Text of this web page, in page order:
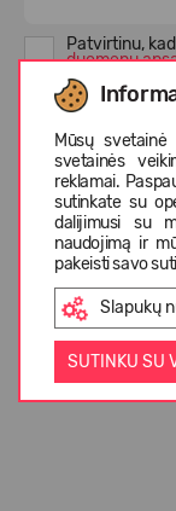
Mūsų
svetainės
reklamai.
sutinkate su
dalijimusi su
naudojimą ir
pakeisti savo
Slapukų
SUTINKU SU
Patvirtinu,
duomenų